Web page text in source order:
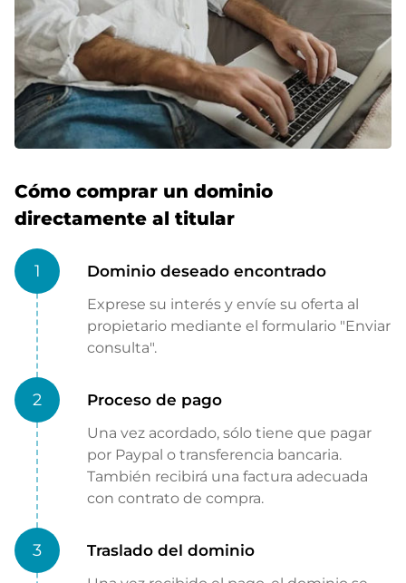
Cómo comprar un dominio
directamente al titular
1 Dominio deseado encontrado
Exprese su interés y envíe su oferta al
propietario mediante el formulario "Enviar
consulta".
2 Proceso de pago
Una vez acordado, sólo tiene que pagar
por Paypal o transferencia bancaria.
También recibirá una factura adecuada
con contrato de compra.
3 Traslado del dominio